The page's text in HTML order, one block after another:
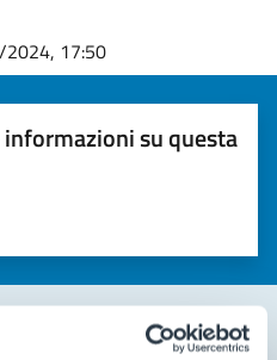
17:50
su questa
(da 1 a 5 stelle)
per valutare la chiarezza delle
su 5
5